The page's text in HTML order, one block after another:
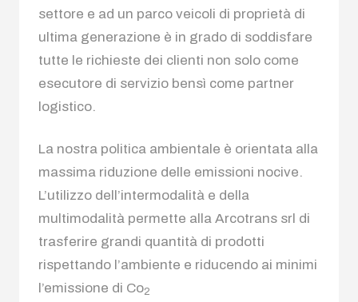
settore e ad un parco veicoli di proprietà di
ultima generazione è in grado di soddisfare
tutte le richieste dei clienti non solo come
esecutore di servizio bensì come partner
logistico.
La nostra politica ambientale è orientata alla
massima riduzione delle emissioni nocive.
L’utilizzo dell’intermodalità e della
multimodalità permette alla Arcotrans srl di
trasferire grandi quantità di prodotti
rispettando l’ambiente e riducendo ai minimi
l’emissione di Co2